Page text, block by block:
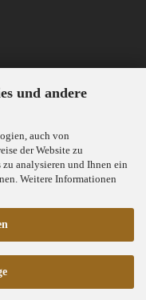
und andere
auch von
der Website zu
analysieren und Ihnen ein
Weitere Informationen